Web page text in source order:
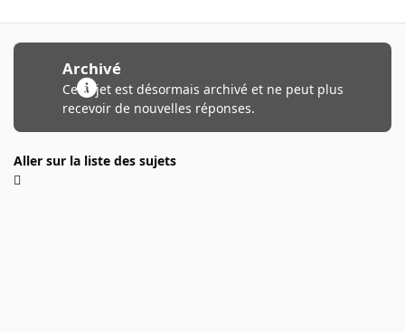
Archivé
Ce sujet est désormais archivé et ne peut plus
recevoir de nouvelles réponses.
Aller sur la liste des sujets